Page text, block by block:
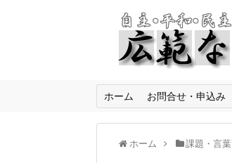
ホーム お問合せ・申込み
ホーム 課題・言葉